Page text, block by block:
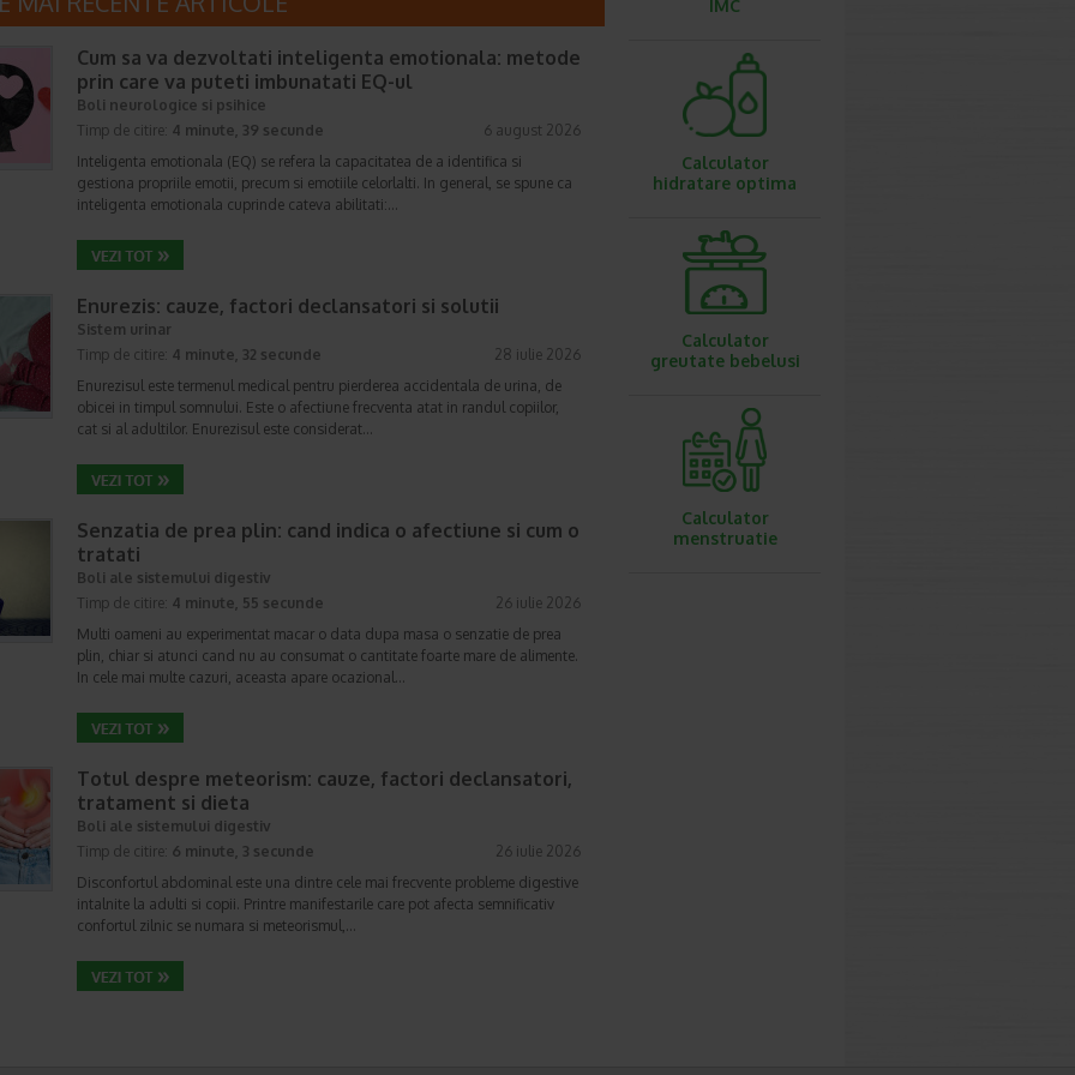
Cum sa va dezvoltati inteligenta emotionala: metode
prin care va puteti imbunatati EQ-ul
Boli neurologice si psihice
Timp de citire: 4 minute, 39 secunde
6 august 2026
Inteligenta emotionala (EQ) se refera la capacitatea de a identifica si
gestiona propriile emotii, precum si emotiile celorlalti. In general, se spune ca
inteligenta emotionala cuprinde cateva abilitati:…
Enurezis: cauze, factori declansatori si solutii
Sistem urinar
Timp de citire: 4 minute, 32 secunde
28 iulie 2026
Enurezisul este termenul medical pentru pierderea accidentala de urina, de
obicei in timpul somnului. Este o afectiune frecventa atat in randul copiilor,
cat si al adultilor. Enurezisul este considerat…
Senzatia de prea plin: cand indica o afectiune si cum o
tratati
Boli ale sistemului digestiv
Timp de citire: 4 minute, 55 secunde
26 iulie 2026
Multi oameni au experimentat macar o data dupa masa o senzatie de prea
plin, chiar si atunci cand nu au consumat o cantitate foarte mare de alimente.
In cele mai multe cazuri, aceasta apare ocazional…
Totul despre meteorism: cauze, factori declansatori,
tratament si dieta
Boli ale sistemului digestiv
Timp de citire: 6 minute, 3 secunde
26 iulie 2026
Disconfortul abdominal este una dintre cele mai frecvente probleme digestive
intalnite la adulti si copii. Printre manifestarile care pot afecta semnificativ
confortul zilnic se numara si meteorismul,…
IMC
Calculator
hidratare optima
Calculator
greutate bebelusi
Calculator
menstruatie